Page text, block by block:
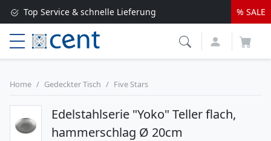
Top Service & schnelle Lieferung
Versandkostenfrei ab 250 EUR*
Lieferung nur 1-2 Werktage
% SALE
Home Gedeckter Tisch Five Stars
Edelstahlserie "Yoko" Teller flach,
hammerschlag Ø 20cm